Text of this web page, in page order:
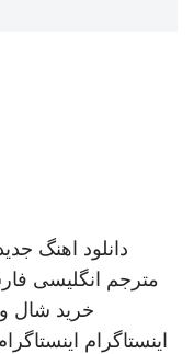
دانلود اهنگ
مترجم انگلیسی
خرید شال
اینستاگرام